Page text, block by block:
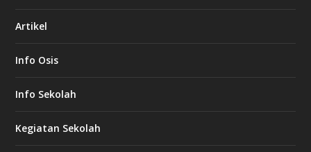
Artikel
Info Osis
Info Sekolah
Kegiatan Sekolah